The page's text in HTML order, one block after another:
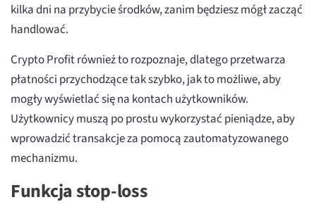
kilka dni na przybycie środków, zanim będziesz mógł zacząć
handlować.
Crypto Profit również to rozpoznaje, dlatego przetwarza
płatności przychodzące tak szybko, jak to możliwe, aby
mogły wyświetlać się na kontach użytkowników.
Użytkownicy muszą po prostu wykorzystać pieniądze, aby
wprowadzić transakcje za pomocą zautomatyzowanego
mechanizmu.
Funkcja stop-loss